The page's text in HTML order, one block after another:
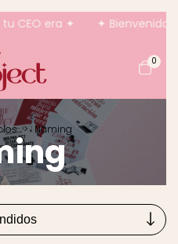
CEO era ✦ ✦ Bienvenida
0
> Naming